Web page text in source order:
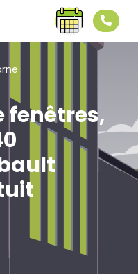
fenêtres,